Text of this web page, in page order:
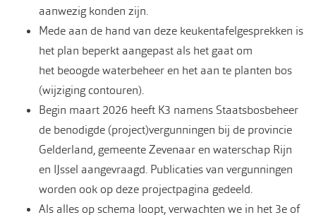
aanwezig konden zijn.
Mede aan de hand van deze keukentafelgesprekken is
het plan beperkt aangepast als het gaat om
het beoogde waterbeheer en het aan te planten bos
(wijziging contouren).
Begin maart 2026 heeft K3 namens Staatsbosbeheer
de benodigde (project)vergunningen bij de provincie
Gelderland, gemeente Zevenaar en waterschap Rijn
en IJssel aangevraagd. Publicaties van vergunningen
worden ook op deze projectpagina gedeeld.
Als alles op schema loopt, verwachten we in het 3e of